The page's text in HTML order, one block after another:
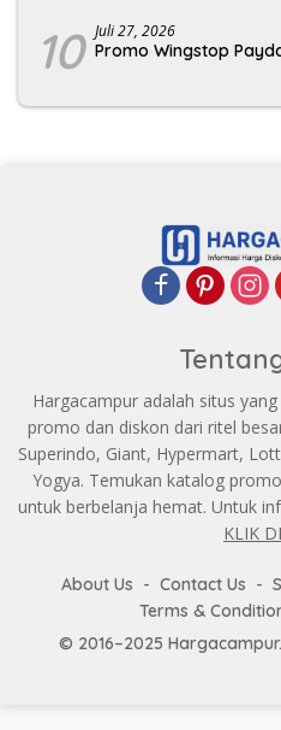
10 Juli 27, 2026
Promo Wingstop
Hargacampur adalah situs
promo dan diskon dari ritel
Superindo, Giant, Hypermart,
Yogya. Temukan katalog
untuk berbelanja hemat. Untuk
KLIK
About Us Contact Us
Terms &
© 2016–2025